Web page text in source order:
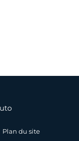
Plan du site